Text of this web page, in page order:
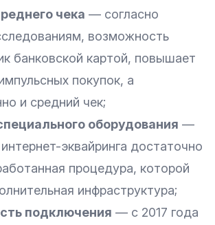
чека — согласно
возможность
банковской картой, повышает
покупок, а
и средний чек;
оборудования —
эквайринга достаточно
процедура, которой
инфраструктура;
подключения — с 2017 года